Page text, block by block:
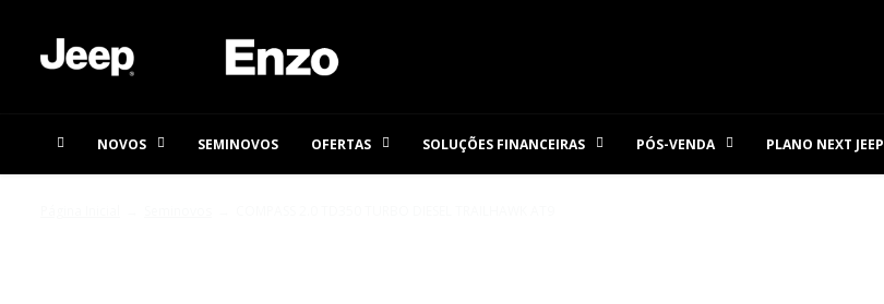
NOVOS SEMINOVOS OFERTAS SOLUÇÕES FINANCEIRAS PÓS-VENDA PLANO NEXT JEEP